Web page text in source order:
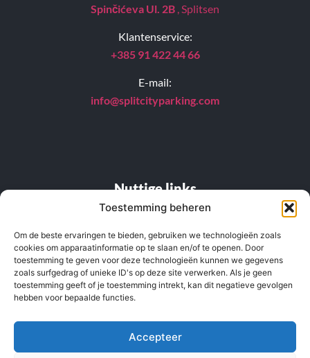
Toestemming beheren
Om de beste ervaringen te bieden, gebruiken we technologieën zoals
cookies om apparaatinformatie op te slaan en/of te openen. Door
toestemming te geven voor deze technologieën kunnen we gegevens
zoals surfgedrag of unieke ID's op deze site verwerken. Als je geen
toestemming geeft of je toestemming intrekt, kan dit negatieve gevolgen
hebben voor bepaalde functies.
Accepteer
Spinčićeva Ul. 2B , Splitsen
Klantenservice:
+385 91 422 44 66
E-mail:
info@splitcityparking.com
Nuttige links
Prijslijst
Locatie
Algemene gebruiksvoorwaarden